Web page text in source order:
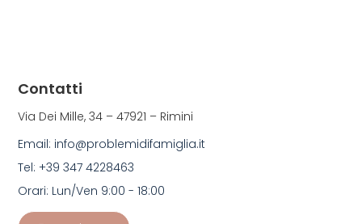
Contatti
Via Dei Mille, 34 – 47921 – Rimini
Email: info@problemidifamiglia.it
Tel: +39 347 4228463
Orari: Lun/Ven 9:00 - 18:00